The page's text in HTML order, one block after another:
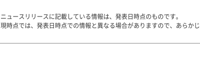
ニュースリリースに記載している情報は、発表日時点のものです。
現時点では、発表日時点での情報と異なる場合がありますので、あらか